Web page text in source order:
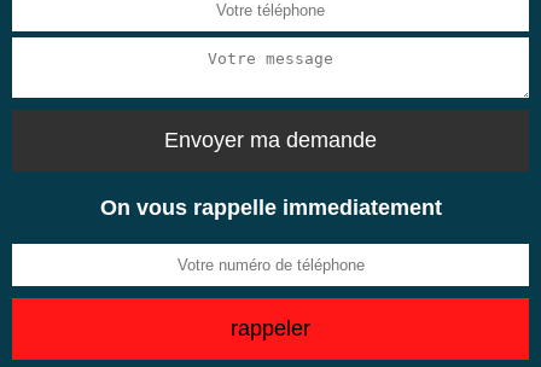
On vous rappelle immediatement